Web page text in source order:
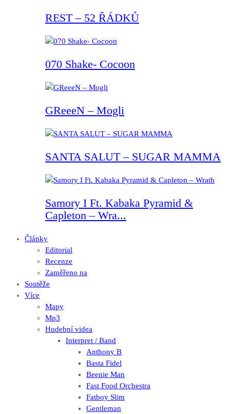
REST – 52 ŘÁDKŮ
070 Shake- Cocoon
GReeeN – Mogli
SANTA SALUT – SUGAR MAMMA
Samory I Ft. Kabaka Pyramid &
Capleton – Wra...
Články
Editorial
Recenze
Zaměřeno na
Soutěže
Více
Mapy
Mp3
Hudební videa
Interpret / Band
Anthony B
Basta Fidel
Beenie Man
Fast Food Orchestra
Fatboy Slim
Gentleman